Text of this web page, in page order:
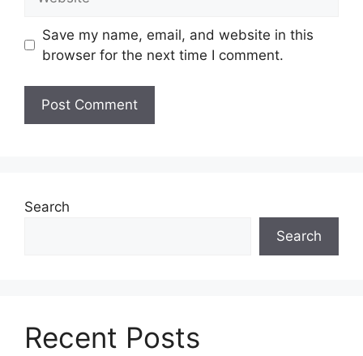
Save my name, email, and website in this
browser for the next time I comment.
Search
Search
Recent Posts